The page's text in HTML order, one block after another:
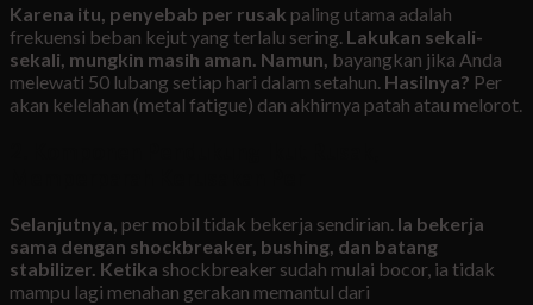
Karena itu, penyebab per rusak paling utama adalah
frekuensi beban kejut yang terlalu sering. Lakukan sekali-
sekali, mungkin masih aman. Namun, bayangkan jika Anda
melewati 50 lubang setiap hari dalam setahun. Hasilnya? Per
akan kelelahan (metal fatigue) dan akhirnya patah atau melorot.
Selanjutnya, per mobil tidak bekerja sendirian. Ia bekerja
sama dengan shockbreaker, bushing, dan batang
stabilizer. Ketika shockbreaker sudah mulai bocor, ia tidak
mampu lagi menahan gerakan memantul dari